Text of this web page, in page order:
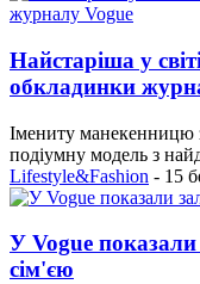
Найстаріша у
обкладинки
Імениту манекенницю
подіумну модель з
Lifestyle&Fashion - 15
У Vogue
сім'єю